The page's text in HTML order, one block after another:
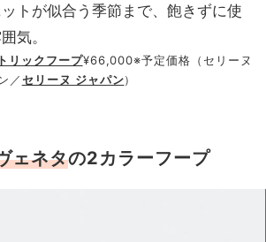
トが似合う季節まで、飽きずに使
気。
リックフープ¥66,000※予定価格（セリーヌ
／セリーヌ ジャパン）
ェネタの2カラーフープ